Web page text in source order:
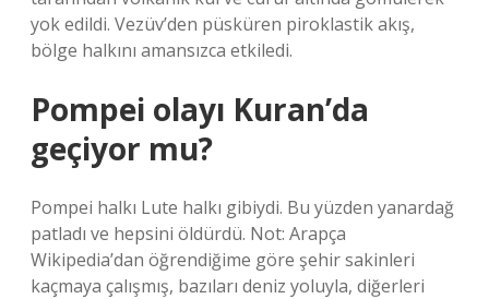
yok edildi. Vezüv’den püsküren piroklastik akış,
bölge halkını amansızca etkiledi.
Pompei olayı Kuran’da
geçiyor mu?
Pompei halkı Lute halkı gibiydi. Bu yüzden yanardağ
patladı ve hepsini öldürdü. Not: Arapça
Wikipedia’dan öğrendiğime göre şehir sakinleri
kaçmaya çalışmış, bazıları deniz yoluyla, diğerleri